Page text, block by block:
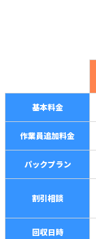
基本料金
作業員追加料金
パックプラン
割引相談
回収日時